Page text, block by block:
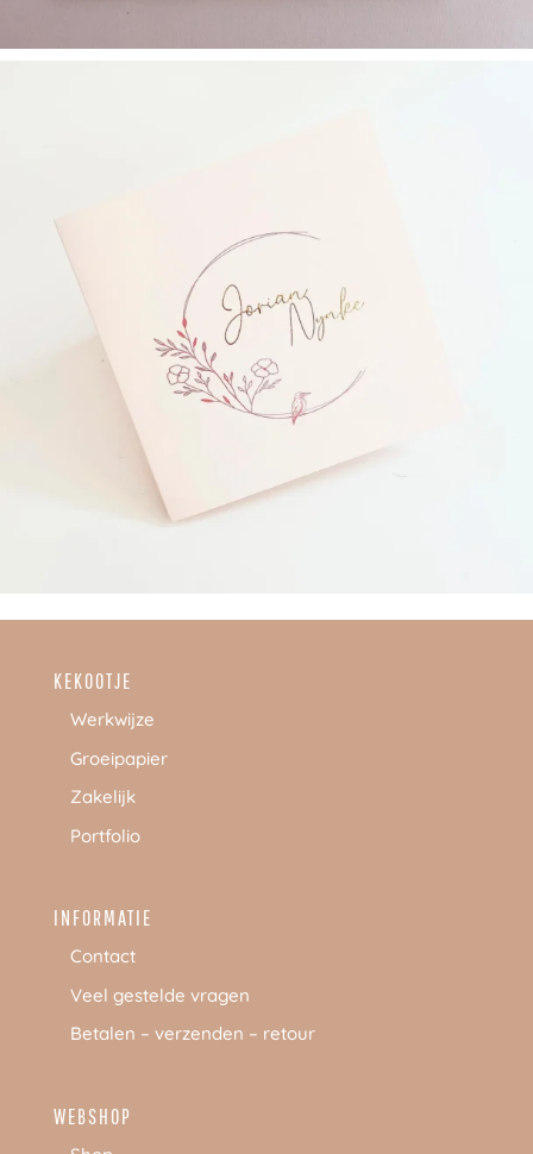
KEKOOTJE
Werkwijze
Groeipapier
Zakelijk
Portfolio
INFORMATIE
Contact
Veel gestelde vragen
Betalen – verzenden – retour
WEBSHOP